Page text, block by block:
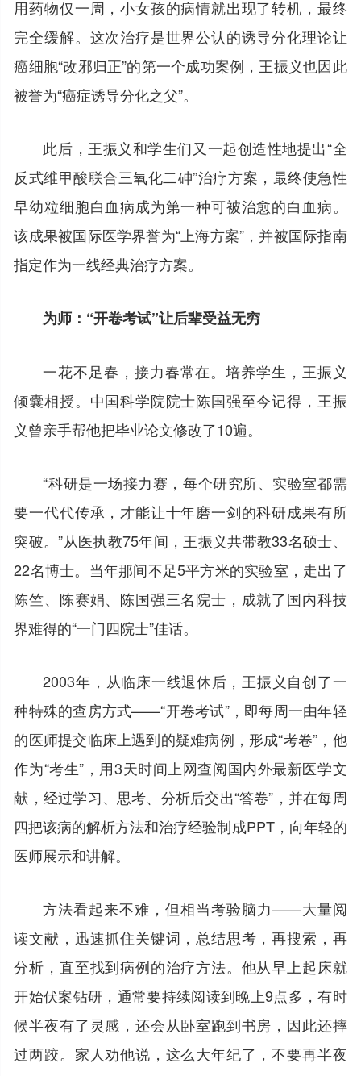
用药物仅一周，小女孩的病情就出现了转机，最终
完全缓解。这次治疗是世界公认的诱导分化理论让
癌细胞“改邪归正”的第一个成功案例，王振义也因此
被誉为“癌症诱导分化之父”。
此后，王振义和学生们又一起创造性地提出“全
反式维甲酸联合三氧化二砷”治疗方案，最终使急性
早幼粒细胞白血病成为第一种可被治愈的白血病。
该成果被国际医学界誉为“上海方案”，并被国际指南
指定作为一线经典治疗方案。
为师：“开卷考试”让后辈受益无穷
一花不足春，接力春常在。培养学生，王振义
倾囊相授。中国科学院院士陈国强至今记得，王振
义曾亲手帮他把毕业论文修改了10遍。
“科研是一场接力赛，每个研究所、实验室都需
要一代代传承，才能让十年磨一剑的科研成果有所
突破。”从医执教75年间，王振义共带教33名硕士、
22名博士。当年那间不足5平方米的实验室，走出了
陈竺、陈赛娟、陈国强三名院士，成就了国内科技
界难得的“一门四院士”佳话。
2003年，从临床一线退休后，王振义自创了一
种特殊的查房方式——“开卷考试”，即每周一由年轻
的医师提交临床上遇到的疑难病例，形成“考卷”，他
作为“考生”，用3天时间上网查阅国内外最新医学文
献，经过学习、思考、分析后交出“答卷”，并在每周
四把该病的解析方法和治疗经验制成PPT，向年轻的
医师展示和讲解。
方法看起来不难，但相当考验脑力——大量阅
读文献，迅速抓住关键词，总结思考，再搜索，再
分析，直至找到病例的治疗方法。他从早上起床就
开始伏案钻研，通常要持续阅读到晚上9点多，有时
候半夜有了灵感，还会从卧室跑到书房，因此还摔
过两跤。家人劝他说，这么大年纪了，不要再半夜